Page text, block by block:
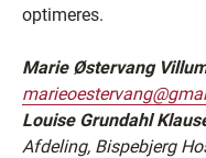
optimeres.
Marie Østervang
Louise Grundahl
Afdeling, Bispebjerg